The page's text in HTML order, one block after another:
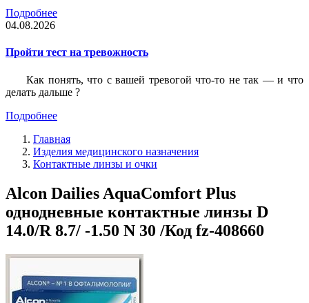
Подробнее
04.08.2026
Пройти тест на тревожность
Как понять, что с вашей тревогой что-то не так — и что
делать дальше ?
Подробнее
Главная
Изделия медицинского назначения
Контактные линзы и очки
Alcon Dailies AquaComfort Plus
однодневные контактные линзы D
14.0/R 8.7/ -1.50 N 30 /Код fz-408660